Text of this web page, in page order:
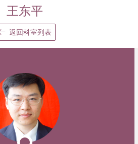
王东平
返回科室列表